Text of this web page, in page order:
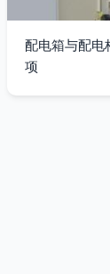
配电箱与配电
项